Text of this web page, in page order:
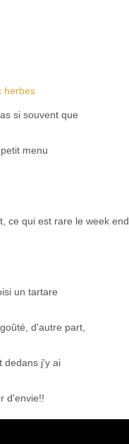
si souvent que
menu
ce qui est rare le week end
un tartare
d'autre part,
dedans j'y ai
d'envie!!